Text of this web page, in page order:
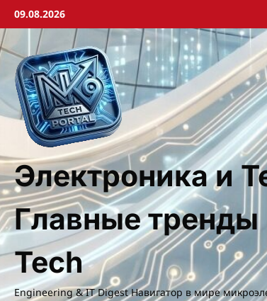
Перейти
содержимому
09.08.2026
Электроника и
Главные тренды
Tech
Engineering & IT Digest Навигатор в мире